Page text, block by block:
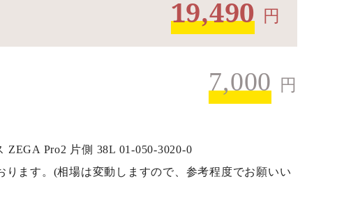
19,490 円
7,000 円
Pro2 片側 38L 01-050-3020-0
ります。(相場は変動しますので、参考程度でお願いい